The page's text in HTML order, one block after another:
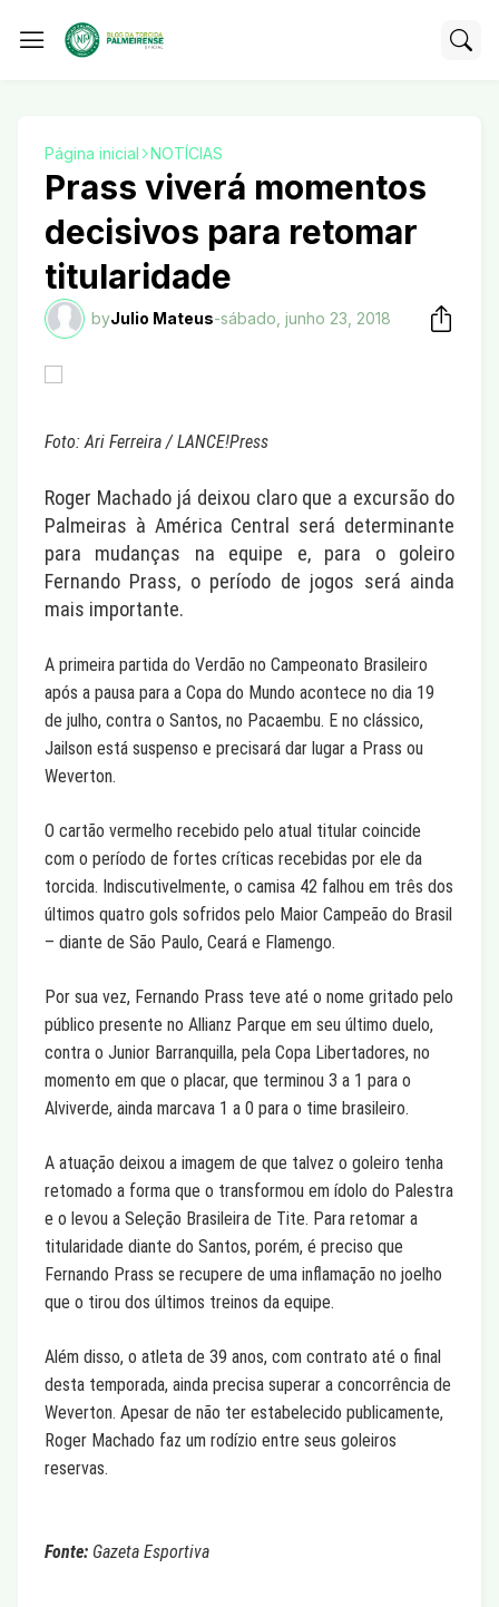
Página inicial NOTÍCIAS
Prass viverá momentos
decisivos para retomar
titularidade
byJulio Mateus-sábado, junho 23, 2018
Foto: Ari Ferreira / LANCE!Press
Roger Machado já deixou claro que a excursão do
Palmeiras à América Central será determinante
para mudanças na equipe e, para o goleiro
Fernando Prass, o período de jogos será ainda
mais importante.
A primeira partida do Verdão no Campeonato Brasileiro
após a pausa para a Copa do Mundo acontece no dia 19
de julho, contra o Santos, no Pacaembu. E no clássico,
Jailson está suspenso e precisará dar lugar a Prass ou
Weverton.
O cartão vermelho recebido pelo atual titular coincide
com o período de fortes críticas recebidas por ele da
torcida. Indiscutivelmente, o camisa 42 falhou em três dos
últimos quatro gols sofridos pelo Maior Campeão do Brasil
– diante de São Paulo, Ceará e Flamengo.
Por sua vez, Fernando Prass teve até o nome gritado pelo
público presente no Allianz Parque em seu último duelo,
contra o Junior Barranquilla, pela Copa Libertadores, no
momento em que o placar, que terminou 3 a 1 para o
Alviverde, ainda marcava 1 a 0 para o time brasileiro.
A atuação deixou a imagem de que talvez o goleiro tenha
retomado a forma que o transformou em ídolo do Palestra
e o levou a Seleção Brasileira de Tite. Para retomar a
titularidade diante do Santos, porém, é preciso que
Fernando Prass se recupere de uma inflamação no joelho
que o tirou dos últimos treinos da equipe.
Além disso, o atleta de 39 anos, com contrato até o final
desta temporada, ainda precisa superar a concorrência de
Weverton. Apesar de não ter estabelecido publicamente,
Roger Machado faz um rodízio entre seus goleiros
reservas.
Fonte: Gazeta Esportiva